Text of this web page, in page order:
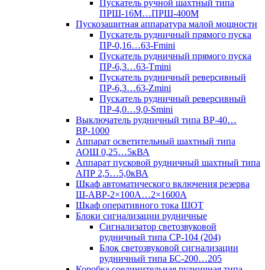
Пускатель ручной шахтный типа
ПРШ-16М…ПРШ-400М
Пускозащитная аппаратура малой мощности
Пускатель рудничный прямого пуска
ПР-0,16…63-Fmini
Пускатель рудничный прямого пуска
ПР-6,3…63-Tmini
Пускатель рудничный реверсивный
ПР-6,3…63-Zmini
Пускатель рудничный реверсивный
ПР-4,0…9,0-Smini
Выключатель рудничный типа ВР-40…
ВР-1000
Аппарат осветительный шахтный типа
АОШ 0,25…5кВА
Аппарат пусковой рудничный шахтный типа
АПР 2,5…5,0кВА
Шкаф автоматического включения резерва
Ш-АВР-2×100А…2×1600А
Шкаф оперативного тока ШОТ
Блоки сигнализации рудничные
Сигнализатор светозвуковой
рудничный типа СР-104 (204)
Блок светозвуковой сигнализации
рудничный типа БС-200…205